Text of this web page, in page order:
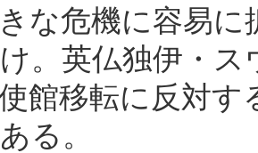
な危機に容易
。英仏独伊・
館移転に反対
る。